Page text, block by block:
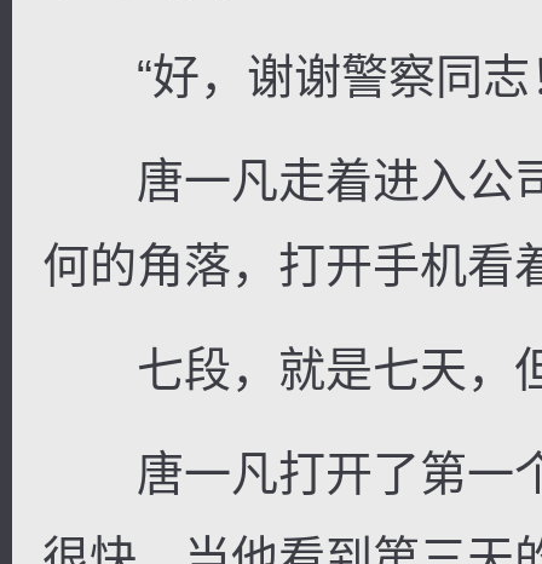
“好，谢谢警察同志
唐一凡走着进入公
何的角落，打开手机看
七段，就是七天，
唐一凡打开了第一